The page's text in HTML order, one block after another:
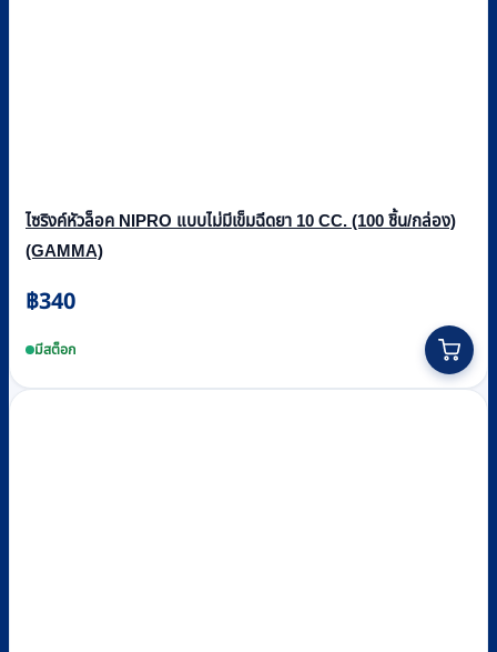
ไซริงค์หัวล็อค NIPRO แบบไม่มีเข็มฉีดยา 10 CC. (100 ชิ้น/กล่อง)
(GAMMA)
฿340
มีสต็อก